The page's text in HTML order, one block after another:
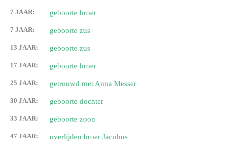
7 JAAR: geboorte broer
7 JAAR: geboorte zus
13 JAAR: geboorte zus
17 JAAR: geboorte broer
25 JAAR: getrouwd met Anna Messer
30 JAAR: geboorte dochter
33 JAAR: geboorte zoon
47 JAAR: overlijden broer Jacobus